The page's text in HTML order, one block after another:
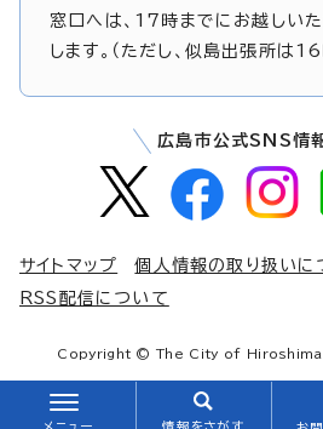
メニュー 情報をさがす
窓口へは、17時までにお越しい
します。（ただし、似島出張所は
広島市公式SNS情
サイトマップ 個人情報の取り扱いに
RSS配信について
Copyright © The City of